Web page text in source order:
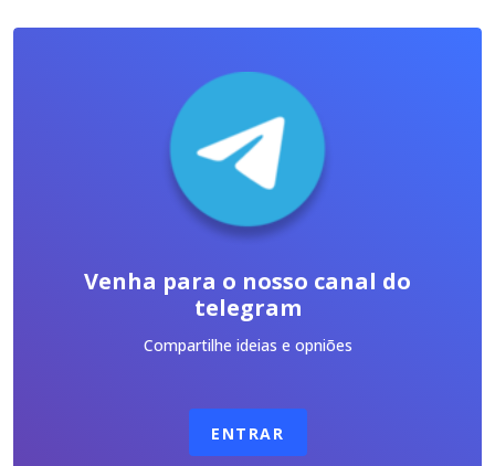
Venha para o nosso canal do
telegram
Compartilhe ideias e opniões
ENTRAR